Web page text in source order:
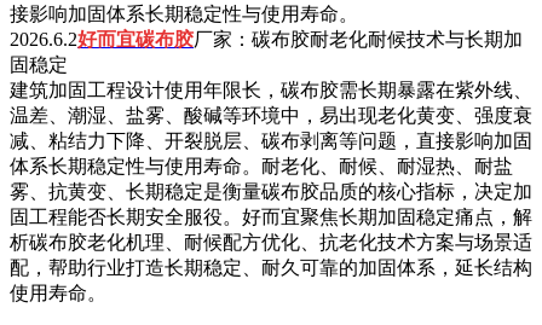
接影响加固体系长期稳定性与使用寿命。
2026.6.2好而宜碳布胶厂家：碳布胶耐老化耐候技术与长期加
固稳定
建筑加固工程设计使用年限长，碳布胶需长期暴露在紫外线、
温差、潮湿、盐雾、酸碱等环境中，易出现老化黄变、强度衰
减、粘结力下降、开裂脱层、碳布剥离等问题，直接影响加固
体系长期稳定性与使用寿命。耐老化、耐候、耐湿热、耐盐
雾、抗黄变、长期稳定是衡量碳布胶品质的核心指标，决定加
固工程能否长期安全服役。好而宜聚焦长期加固稳定痛点，解
析碳布胶老化机理、耐候配方优化、抗老化技术方案与场景适
配，帮助行业打造长期稳定、耐久可靠的加固体系，延长结构
使用寿命。